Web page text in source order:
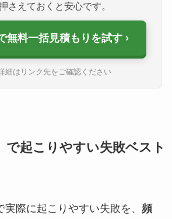
さえておくと安心です。
無料一括見積もりを試す
細はリンク先をご確認ください
で起こりやすい失敗ベスト
際に起こりやすい失敗を、 頻